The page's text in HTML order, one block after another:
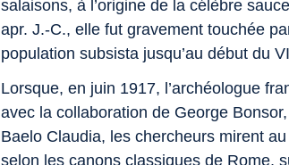
salaisons, à l’origine de la célèbre sauce
apr. J.‑C., elle fut gravement touchée
population subsista jusqu’au début du
Lorsque, en juin 1917, l’archéologue
avec la collaboration de George
Baelo Claudia, les chercheurs mirent
selon les canons classiques de Rome,